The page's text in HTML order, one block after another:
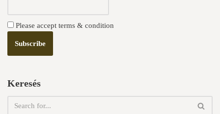
Please accept terms & condition
Keresés